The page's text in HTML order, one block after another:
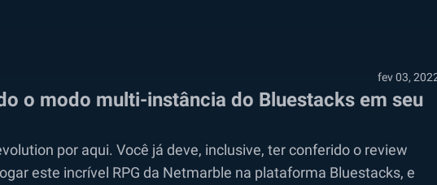
fev 03,
o modo multi-instância do Bluestacks em seu
por aqui. Você já deve, inclusive, ter conferido o review
este incrível RPG da Netmarble na plataforma Bluestacks, e